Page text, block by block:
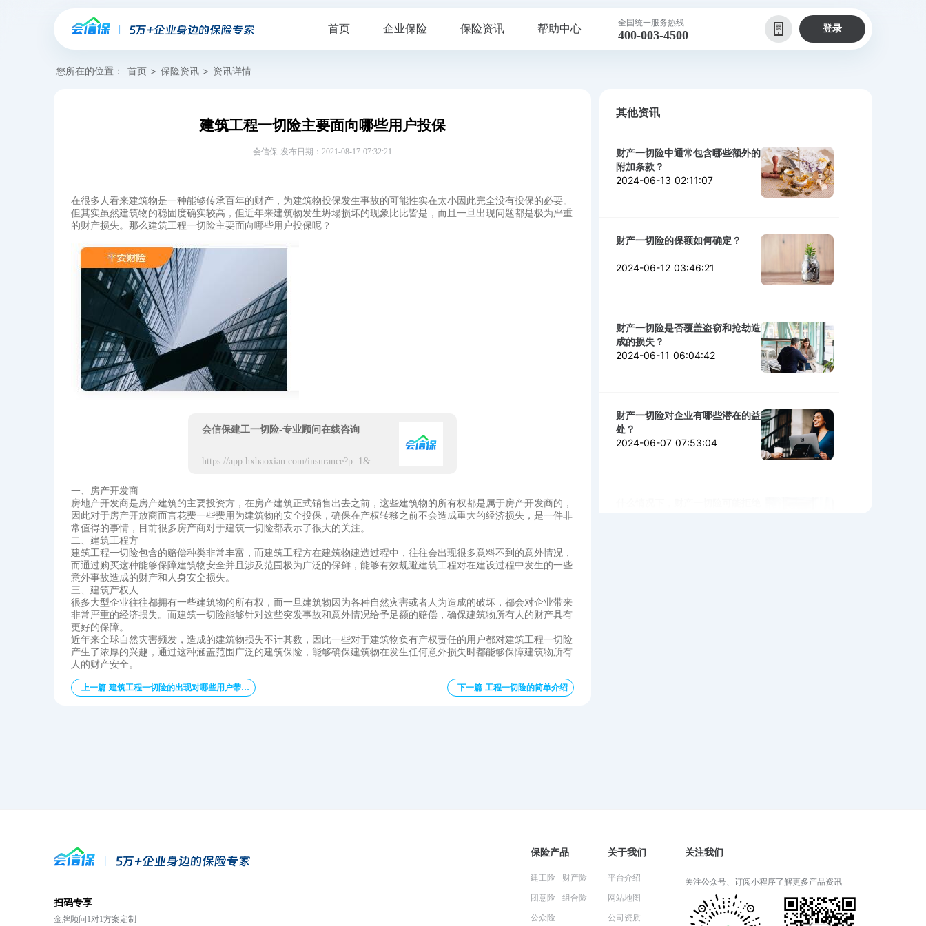
首页 企业保险 保险资讯 帮助中心 全国统一服务热线
400-003-4500 登录
您所在的位置： 首页 > 保险资讯 > 资讯详情
建筑工程一切险主要面向哪些用户投保
会信保 发布日期：2021-08-17 07:32:21
在很多人看来建筑物是一种能够传承百年的财产，为建筑物投保发生事故的可能性实在太小因此完全没有投保的必要。
但其实虽然建筑物的稳固度确实较高，但近年来建筑物发生坍塌损坏的现象比比皆是，而且一旦出现问题都是极为严重
的财产损失。那么建筑工程一切险主要面向哪些用户投保呢？
会信保建工一切险-专业顾问在线咨询
https://app.hxbaoxian.com/insurance?p=1&l=20&t=5&c=0&sourceType=web
一、房产开发商
房地产开发商是房产建筑的主要投资方，在房产建筑正式销售出去之前，这些建筑物的所有权都是属于房产开发商的，
因此对于房产开放商而言花费一些费用为建筑物的安全投保，确保在产权转移之前不会造成重大的经济损失，是一件非
常值得的事情，目前很多房产商对于建筑一切险都表示了很大的关注。
二、建筑工程方
建筑工程一切险包含的赔偿种类非常丰富，而建筑工程方在建筑物建造过程中，往往会出现很多意料不到的意外情况，
而通过购买这种能够保障建筑物安全并且涉及范围极为广泛的保鲜，能够有效规避建筑工程对在建设过程中发生的一些
意外事故造成的财产和人身安全损失。
三、建筑产权人
很多大型企业往往都拥有一些建筑物的所有权，而一旦建筑物因为各种自然灾害或者人为造成的破坏，都会对企业带来
非常严重的经济损失。而建筑一切险能够针对这些突发事故和意外情况给予足额的赔偿，确保建筑物所有人的财产具有
更好的保障。
近年来全球自然灾害频发，造成的建筑物损失不计其数，因此一些对于建筑物负有产权责任的用户都对建筑工程一切险
产生了浓厚的兴趣，通过这种涵盖范围广泛的建筑保险，能够确保建筑物在发生任何意外损失时都能够保障建筑物所有
人的财产安全。
上一篇 建筑工程一切险的出现对哪些用户带来了影响 下一篇 工程一切险的简单介绍
其他资讯
财产一切险中通常包含哪些额外的
附加条款？
2024-06-13 02:11:07
财产一切险的保额如何确定？
2024-06-12 03:46:21
财产一切险是否覆盖盗窃和抢劫造
成的损失？
2024-06-11 06:04:42
财产一切险对企业有哪些潜在的益
处？
2024-06-07 07:53:04
财产一切险的理赔流程详解
2024-05-31 03:14:27
扫码专享
金牌顾问1对1方案定制
保险产品
建工险
团意险
公众险
财产险
组合险
关于我们
平台介绍
网站地图
公司资质
关注我们
关注公众号、订阅小程序了解更多产品资讯